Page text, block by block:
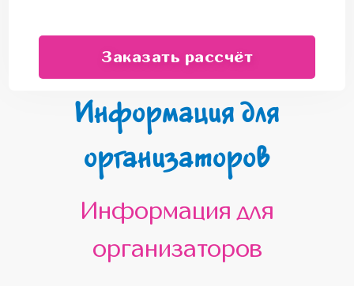
Заказать рассчёт
Информация для
организаторов
Информация для
организаторов